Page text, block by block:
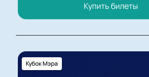
Купить билеты
Кубок Мэра